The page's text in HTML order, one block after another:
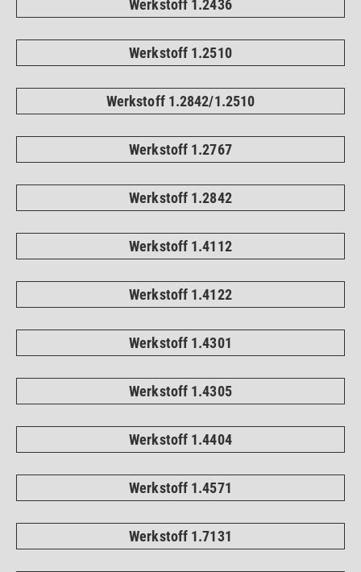
Werkstoff 1.2436
Werkstoff 1.2510
Werkstoff 1.2842/1.2510
Werkstoff 1.2767
Werkstoff 1.2842
Werkstoff 1.4112
Werkstoff 1.4122
Werkstoff 1.4301
Werkstoff 1.4305
Werkstoff 1.4404
Werkstoff 1.4571
Werkstoff 1.7131